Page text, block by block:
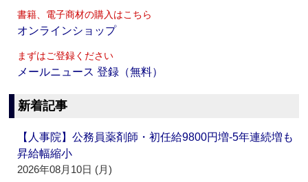
書籍、電子商材の購入はこちら
オンラインショップ
まずはご登録ください
メールニュース 登録（無料）
新着記事
【人事院】公務員薬剤師・初任給9800円増‐5年連続増も
昇給幅縮小
2026年08月10日 (月)